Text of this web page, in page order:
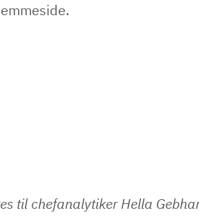
til chefanalytiker Hella